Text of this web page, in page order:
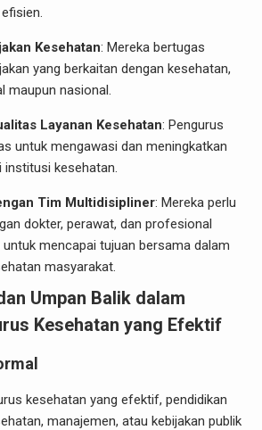
Kesehatan: Mereka bertugas
yang berkaitan dengan kesehatan,
maupun nasional.
Layanan Kesehatan: Pengurus
untuk mengawasi dan meningkatkan
institusi kesehatan.
Tim Multidisipliner: Mereka perlu
dokter, perawat, dan profesional
mencapai tujuan bersama dalam
masyarakat.
Umpan Balik dalam
Kesehatan yang Efektif
kesehatan yang efektif, pendidikan
manajemen, atau kebijakan publik